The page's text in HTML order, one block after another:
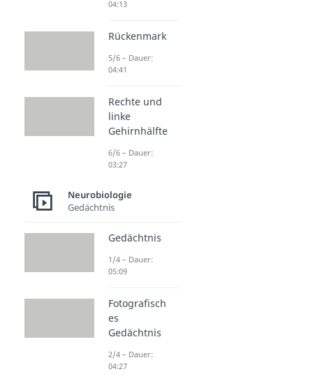
04:13
Rückenmark
5/6 – Dauer:
04:41
Rechte und
linke
Gehirnhälfte
6/6 – Dauer:
03:27
Neurobiologie
Gedächtnis
Gedächtnis
1/4 – Dauer:
05:09
Fotografisch
es
Gedächtnis
2/4 – Dauer:
04:27